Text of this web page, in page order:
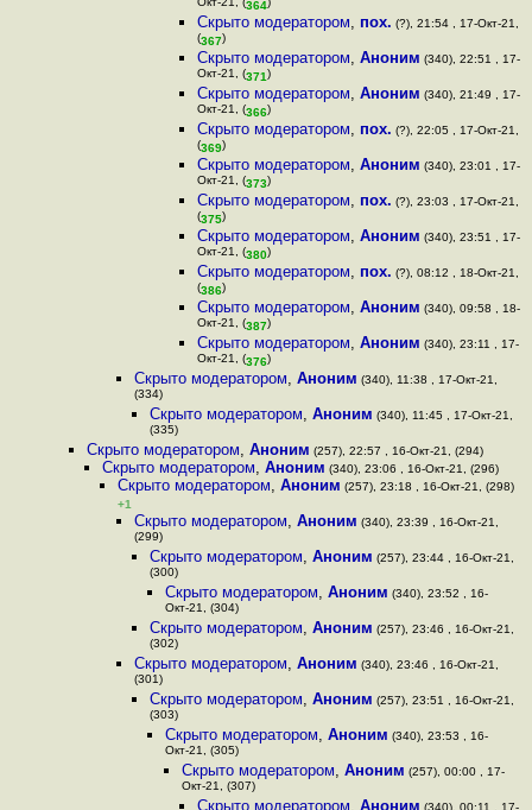
Окт-21, (364)
Скрыто модератором, пох. (?), 21:54 , 17-Окт-21,
(367)
Скрыто модератором, Аноним (340), 22:51 , 17-
Окт-21, (371)
Скрыто модератором, Аноним (340), 21:49 , 17-
Окт-21, (366)
Скрыто модератором, пох. (?), 22:05 , 17-Окт-21,
(369)
Скрыто модератором, Аноним (340), 23:01 , 17-
Окт-21, (373)
Скрыто модератором, пох. (?), 23:03 , 17-Окт-21,
(375)
Скрыто модератором, Аноним (340), 23:51 , 17-
Окт-21, (380)
Скрыто модератором, пох. (?), 08:12 , 18-Окт-21,
(386)
Скрыто модератором, Аноним (340), 09:58 , 18-
Окт-21, (387)
Скрыто модератором, Аноним (340), 23:11 , 17-
Окт-21, (376)
Скрыто модератором, Аноним (340), 11:38 , 17-Окт-21,
(334)
Скрыто модератором, Аноним (340), 11:45 , 17-Окт-21,
(335)
Скрыто модератором, Аноним (257), 22:57 , 16-Окт-21, (294)
Скрыто модератором, Аноним (340), 23:06 , 16-Окт-21, (296)
Скрыто модератором,Аноним (257), 23:18 , 16-Окт-21, (298)
+1
Скрыто модератором, Аноним (340), 23:39 , 16-Окт-21,
(299)
Скрыто модератором, Аноним (257), 23:44 , 16-Окт-21,
(300)
Скрыто модератором,Аноним (340), 23:52 , 16-
Окт-21, (304)
Скрыто модератором, Аноним (257), 23:46 , 16-Окт-21,
(302)
Скрыто модератором, Аноним (340), 23:46 , 16-Окт-21,
(301)
Скрыто модератором, Аноним (257), 23:51 , 16-Окт-21,
(303)
Скрыто модератором,Аноним (340), 23:53 , 16-
Окт-21, (305)
Скрыто модератором, Аноним (257), 00:00 , 17-
Окт-21, (307)
Скрыто модератором, Аноним (340), 00:11 , 17-